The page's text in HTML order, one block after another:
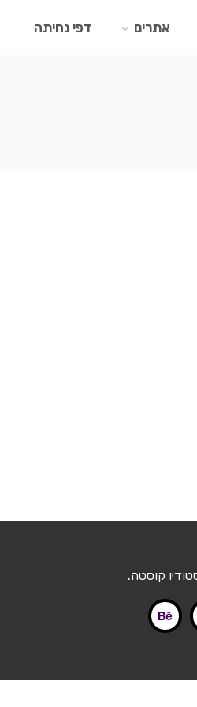
אתרים דפי נחיתה